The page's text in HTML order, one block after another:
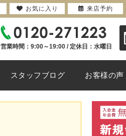
営業時間：9:00～19:00 / 定休日：水曜日
スタッフブログ お客様の声
お気に入り 来店予約